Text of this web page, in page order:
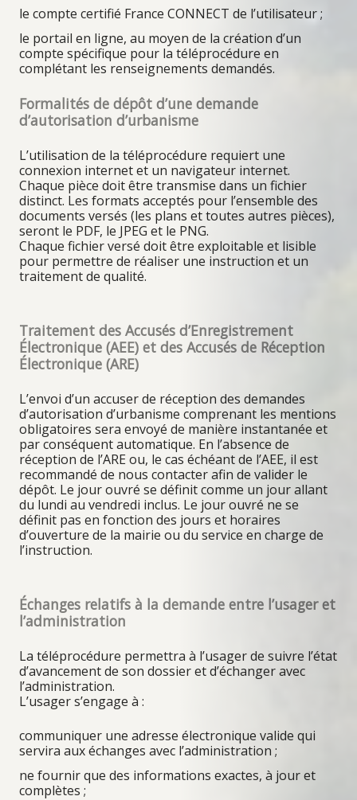
le compte certifié France CONNECT de l’utilisateur ;
le portail en ligne, au moyen de la création d’un
compte spécifique pour la téléprocédure en
complétant les renseignements demandés.
Formalités de dépôt d’une demande
d’autorisation d’urbanisme
L’utilisation de la téléprocédure requiert une
connexion internet et un navigateur internet.
Chaque pièce doit être transmise dans un fichier
distinct. Les formats acceptés pour l’ensemble des
documents versés (les plans et toutes autres pièces),
seront le PDF, le JPEG et le PNG.
Chaque fichier versé doit être exploitable et lisible
pour permettre de réaliser une instruction et un
traitement de qualité.
Traitement des Accusés d’Enregistrement
Électronique (AEE) et des Accusés de Réception
Électronique (ARE)
L’envoi d’un accuser de réception des demandes
d’autorisation d’urbanisme comprenant les mentions
obligatoires sera envoyé de manière instantanée et
par conséquent automatique. En l’absence de
réception de l’ARE ou, le cas échéant de l’AEE, il est
recommandé de nous contacter afin de valider le
dépôt. Le jour ouvré se définit comme un jour allant
du lundi au vendredi inclus. Le jour ouvré ne se
définit pas en fonction des jours et horaires
d’ouverture de la mairie ou du service en charge de
l’instruction.
Échanges relatifs à la demande entre l’usager et
l’administration
La téléprocédure permettra à l’usager de suivre l’état
d’avancement de son dossier et d’échanger avec
l’administration.
L’usager s’engage à :
communiquer une adresse électronique valide qui
servira aux échanges avec l’administration ;
ne fournir que des informations exactes, à jour et
complètes ;